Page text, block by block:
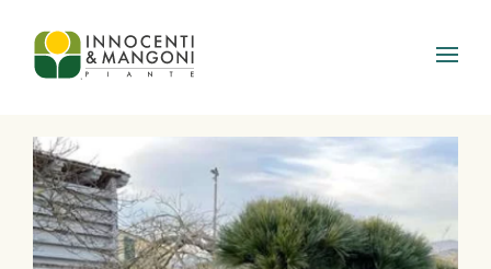
Skip to main content